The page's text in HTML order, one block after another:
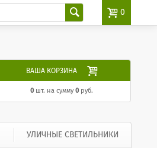
 0
ВАША КОРЗИНА 
0шт. на сумму 0руб.
УЛИЧНЫЕ СВЕТИЛЬНИКИ